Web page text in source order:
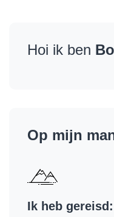
Hoi ik ben
Op mijn
Ik heb gereisd: